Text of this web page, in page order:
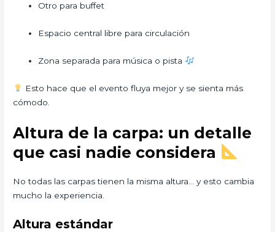
Otro para buffet
Espacio central libre para circulación
Zona separada para música o pista
Esto hace que el evento fluya mejor y se sienta más
cómodo.
Altura de la carpa: un detalle
que casi nadie considera
No todas las carpas tienen la misma altura… y esto cambia
mucho la experiencia.
Altura estándar